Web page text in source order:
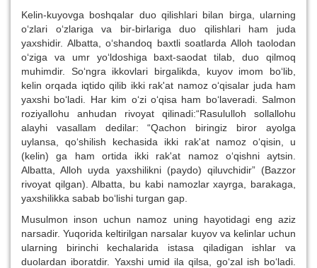
Kelin-kuyovga boshqalar duo qilishlari bilan birga, ularning
o‘zlari o‘zlariga va bir-birlariga duo qilishlari ham juda
yaxshidir. Albatta, o‘shandoq baxtli soatlarda Alloh taolodan
o‘ziga va umr yo‘ldoshiga baxt-saodat tilab, duo qilmoq
muhimdir. So‘ngra ikkovlari birgalikda, kuyov imom bo‘lib,
kelin orqada iqtido qilib ikki rak'at namoz o‘qisalar juda ham
yaxshi bo‘ladi. Har kim o‘zi o‘qisa ham bo‘laveradi. Salmon
roziyallohu anhudan rivoyat qilinadi:“Rasululloh sollallohu
alayhi vasallam dedilar: “Qachon biringiz biror ayolga
uylansa, qo‘shilish kechasida ikki rak'at namoz o‘qisin, u
(kelin) ga ham ortida ikki rak'at namoz o‘qishni aytsin.
Albatta, Alloh uyda yaxshilikni (paydo) qiluvchidir” (Bazzor
rivoyat qilgan). Albatta, bu kabi namozlar xayrga, barakaga,
yaxshilikka sabab bo‘lishi turgan gap.
Musulmon inson uchun namoz uning hayotidagi eng aziz
narsadir. Yuqorida keltirilgan narsalar kuyov va kelinlar uchun
ularning birinchi kechalarida istasa qiladigan ishlar va
duolardan iboratdir. Yaxshi umid ila qilsa, go‘zal ish bo‘ladi.